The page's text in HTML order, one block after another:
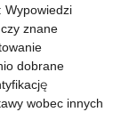
Wypowiedzi
znane
dobrane
wobec innych